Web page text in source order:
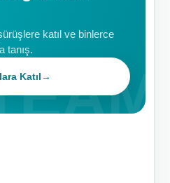
katıl ve binlerce
tanış.
Katıl→